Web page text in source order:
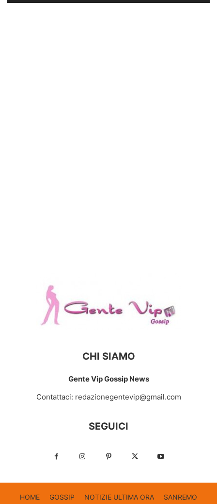
CHI SIAMO
Gente Vip Gossip News
Contattaci: redazionegentevip@gmail.com
SEGUICI
HOME GOSSIP NOTIZIE ULTIMA ORA SANREMO